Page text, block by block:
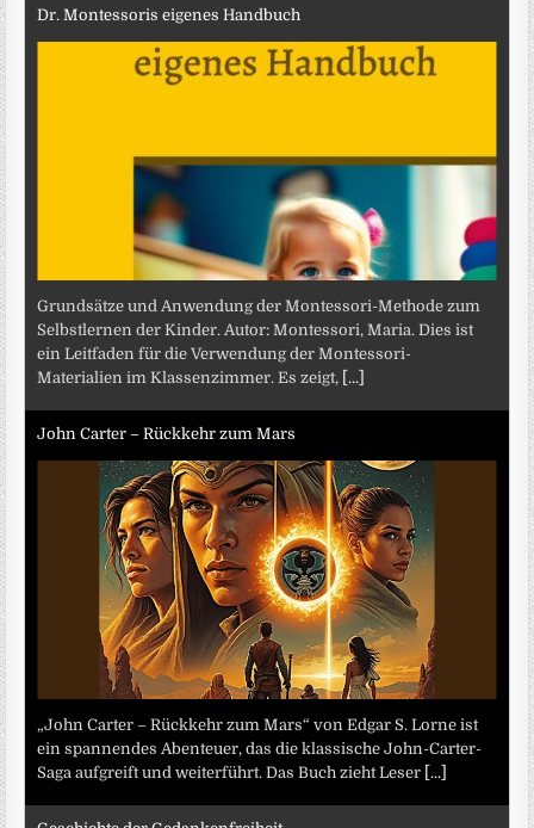
Dr. Montessoris eigenes Handbuch
Grundsätze und Anwendung der Montessori-Methode zum
Selbstlernen der Kinder. Autor: Montessori, Maria. Dies ist
ein Leitfaden für die Verwendung der Montessori-
Materialien im Klassenzimmer. Es zeigt, [...]
John Carter – Rückkehr zum Mars
„John Carter – Rückkehr zum Mars“ von Edgar S. Lorne ist
ein spannendes Abenteuer, das die klassische John-Carter-
Saga aufgreift und weiterführt. Das Buch zieht Leser [...]